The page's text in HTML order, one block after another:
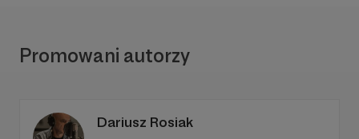
Promowani autorzy
Dariusz Rosiak